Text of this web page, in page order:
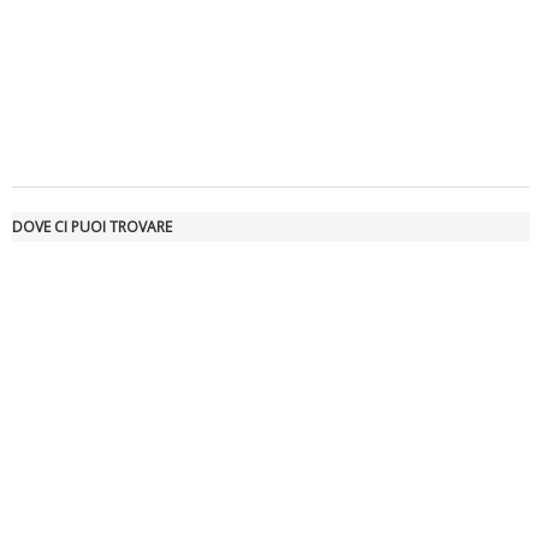
Tiziano Pesce a Radio InBlu2000 traccia il bilancio della stagione
DOVE CI PUOI TROVARE